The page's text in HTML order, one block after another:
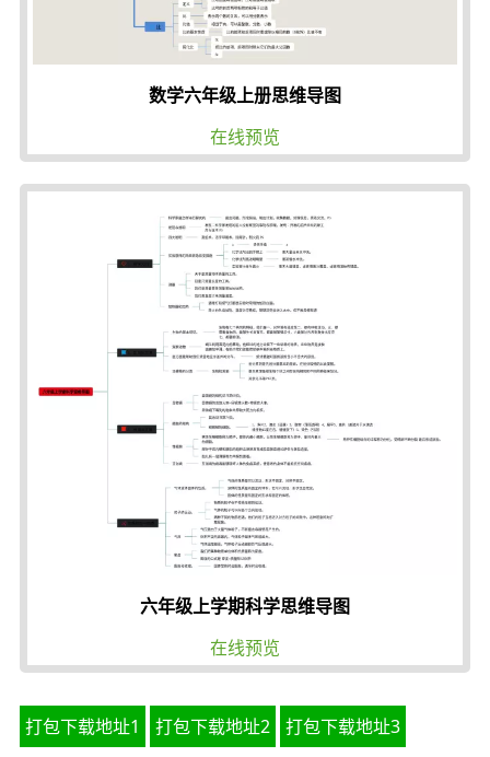
数学六年级上册思维导图
在线预览
六年级上学期科学思维导图
在线预览
打包下载地址1 打包下载地址2 打包下载地址3